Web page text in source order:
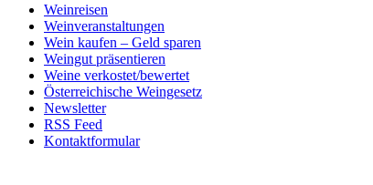
Weinreisen
Weinveranstaltungen
Wein kaufen – Geld sparen
Weingut präsentieren
Weine verkostet/bewertet
Österreichische Weingesetz
Newsletter
RSS Feed
Kontaktformular